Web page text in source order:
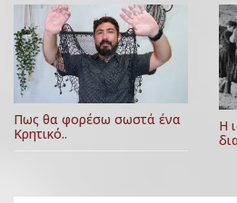
Πως θα φορέσω σωστά ένα
Κρητικό..
Η